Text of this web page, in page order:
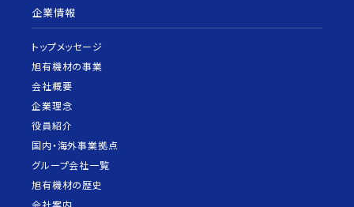
企業情報
トップメッセージ
旭有機材の事業
会社概要
企業理念
役員紹介
国内・海外事業拠点
グループ会社一覧
旭有機材の歴史
会社案内